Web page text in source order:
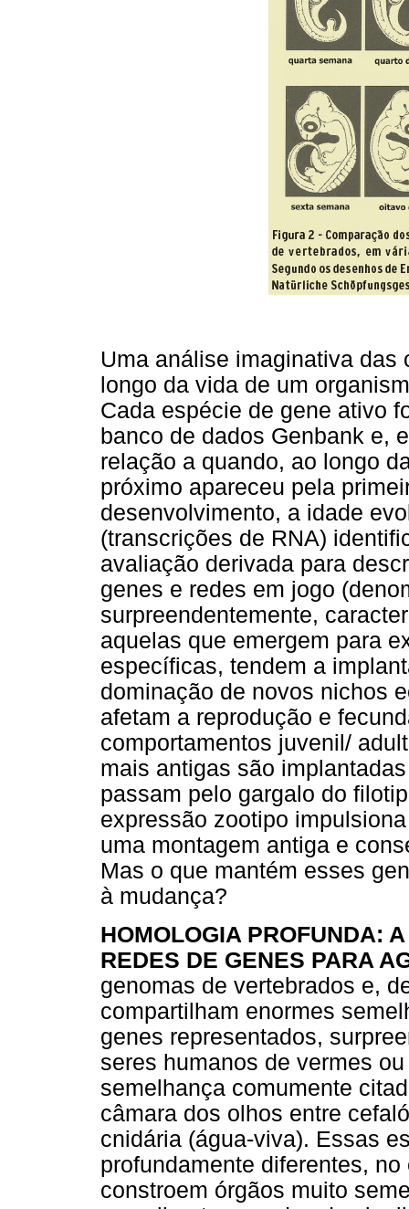
Uma análise imaginativa das
longo da vida de um
Cada espécie de gene ativo
banco de dados Genbank e,
relação a quando, ao longo
próximo apareceu pela
desenvolvimento, a idade
(transcrições de RNA)
avaliação derivada para
genes e redes em jogo
surpreendentemente,
aquelas que emergem para
específicas, tendem a
dominação de novos nichos
afetam a reprodução e
comportamentos juvenil/
mais antigas são
passam pelo gargalo do
expressão zootipo
uma montagem antiga e
Mas o que mantém esses
à mudança?
HOMOLOGIA PROFUNDA:
REDES DE GENES PARA
genomas de vertebrados e,
compartilham enormes
genes representados,
seres humanos de vermes
semelhança comumente
câmara dos olhos entre
cnidária (água-viva). Essas
profundamente diferentes,
constroem órgãos muito